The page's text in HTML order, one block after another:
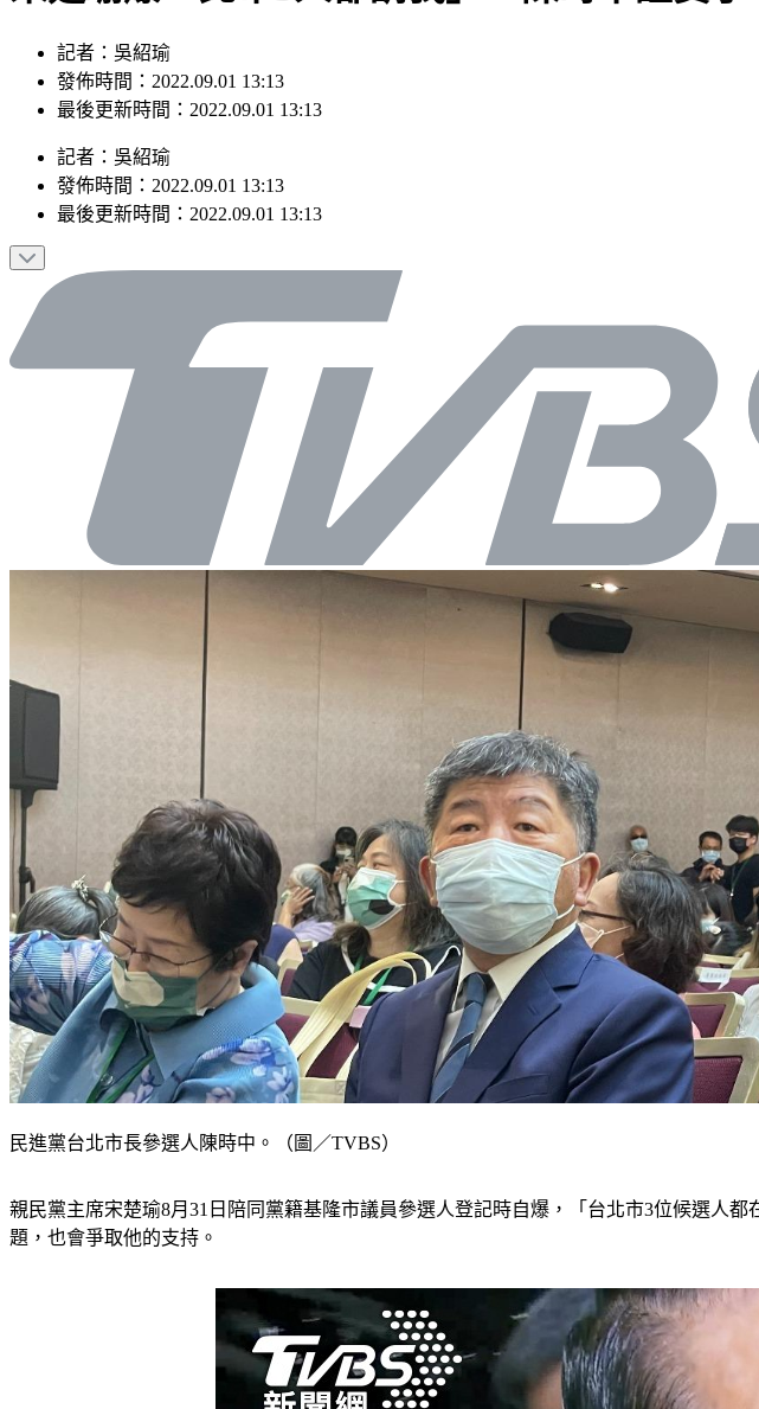
記者：吳紹瑜
發佈時間：2022.09.01 13:13
最後更新時間：2022.09.01 13:13
記者 ： 吳紹瑜
發佈時間： 2022.09.01 13:13
最後更新時間： 2022.09.01 13:13
民進黨台北市長參選人陳時中。（圖／TVBS）
親民黨主席宋楚瑜8月31日陪同黨籍基隆市議員參選人登記時自爆，「台北市3位候選人
題，也會爭取他的支持。